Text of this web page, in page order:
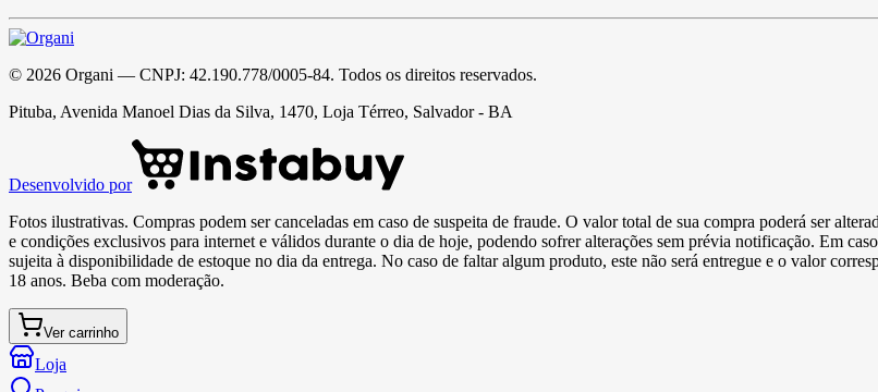
© 2026 Organi — CNPJ: 42.190.778/0005-84. Todos os direitos reservados.
Pituba, Avenida Manoel Dias da Silva, 1470, Loja Térreo, Salvador - BA
Desenvolvido por
Fotos ilustrativas. Compras podem ser canceladas em caso de suspeita de fraude. O valor total de sua compra poderá ser
e condições exclusivos para internet e válidos durante o dia de hoje, podendo sofrer alterações sem prévia notificação. Em
sujeita à disponibilidade de estoque no dia da entrega. No caso de faltar algum produto, este não será entregue e o valor
18 anos. Beba com moderação.
Ver carrinho
Loja